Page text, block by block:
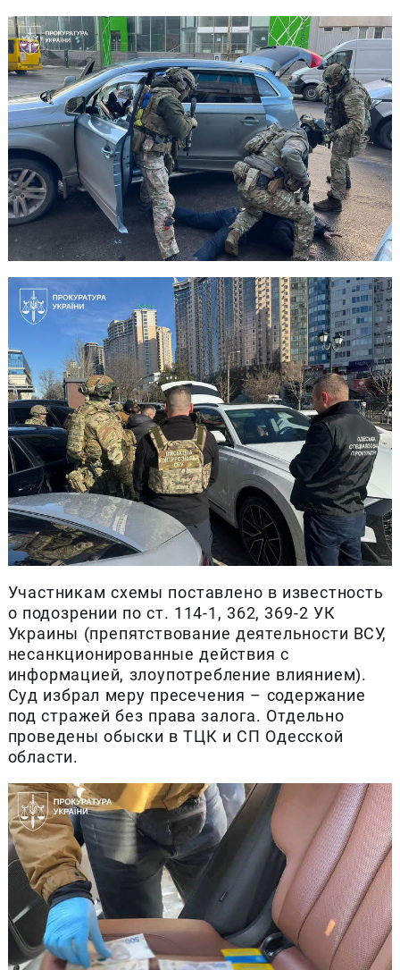
Участникам схемы поставлено в известность
о подозрении по ст. 114-1, 362, 369-2 УК
Украины (препятствование деятельности ВСУ,
несанкционированные действия с
информацией, злоупотребление влиянием).
Суд избрал меру пресечения – содержание
под стражей без права залога. Отдельно
проведены обыски в ТЦК и СП Одесской
области.